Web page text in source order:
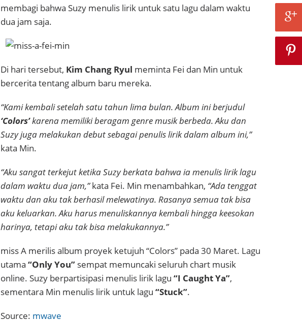
membagi bahwa Suzy menulis lirik untuk satu lagu dalam waktu
dua jam saja.
Di hari tersebut, Kim Chang Ryul meminta Fei dan Min untuk
bercerita tentang album baru mereka.
“Kami kembali setelah satu tahun lima bulan. Album ini berjudul
‘Colors’karena memiliki beragam genre musik berbeda. Aku dan
Suzy juga melakukan debut sebagai penulis lirik dalam album ini,”
kata Min.
“Aku sangat terkejut ketika Suzy berkata bahwa ia menulis lirik lagu
dalam waktu dua jam,”kata Fei. Min menambahkan, “Ada tenggat
waktu dan aku tak berhasil melewatinya. Rasanya semua tak bisa
aku keluarkan. Aku harus menuliskannya kembali hingga keesokan
harinya, tetapi aku tak bisa melakukannya.”
miss A merilis album proyek ketujuh “Colors” pada 30 Maret. Lagu
utama “Only You”sempat memuncaki seluruh chart musik
online. Suzy berpartisipasi menulis lirik lagu “I Caught Ya”,
sementara Min menulis lirik untuk lagu “Stuck”.
Source: mwave